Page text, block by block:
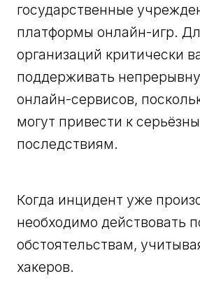
государственные
платформы онлайн-игр.
организаций критически
поддерживать
онлайн-сервисов,
могут привести к
последствиям.
Когда инцидент уже
необходимо действовать
обстоятельствам,
хакеров.